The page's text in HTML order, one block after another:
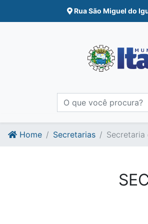
Ir para o conte�do
Ir para o fim do conte�do
Rua São Miguel do
Home Secretarias Secretaria